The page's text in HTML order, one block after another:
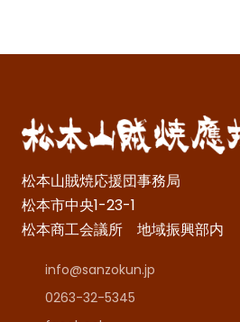
松本山賊焼応援団事務局
松本市中央1-23-1
松本商工会議所 地域振興部内
info@sanzokun.jp
0263-32-5345